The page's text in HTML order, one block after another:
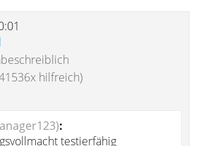
hilfreich)
:
testierfähig